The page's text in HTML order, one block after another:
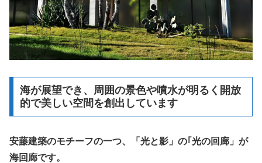
海が展望でき、周囲の景色や噴水が明るく開放
的で美しい空間を創出しています
安藤建築のモチーフの一つ、「光と影」の｢光の回廊」が
海回廊です。